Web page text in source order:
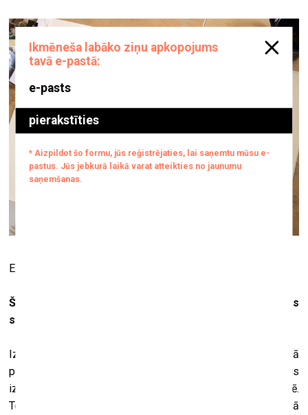
Evelīnas Vidas zīmējumi. Foto:
Šī ir tava un Andrē kopizstāde. Pastāsti par to, kā jūs
strādājat kopā. Kurš ko dara?
Izstādes koncepts ir izstrādāts kopā ar Andrē. Vizuālā
puse ir uz maniem pleciem, bet Andrē ir sakomponējis
izstādei ļoti labu mūziku, un tā tiks izdota arī vinila platē.
Tomēr viņš iesaistās arī pārējā izstādes tapšanas procesā